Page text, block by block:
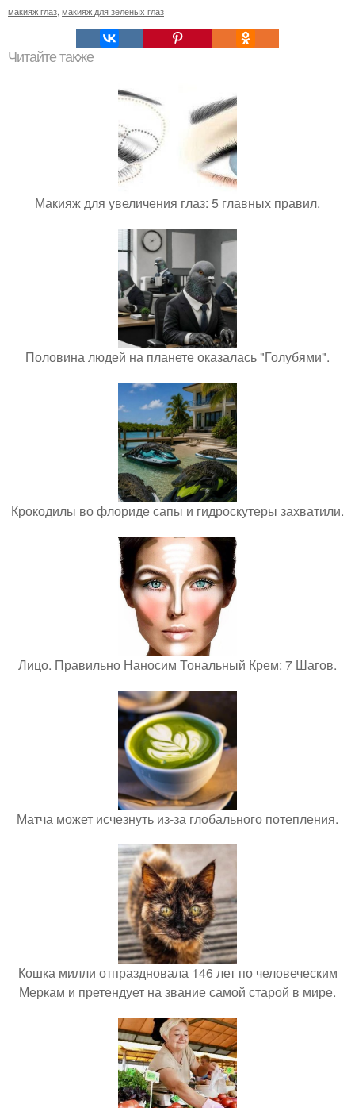
макияж глаз макияж для зеленых глаз
Читайте также
Макияж для увеличения глаз: 5 главных правил.
Половина людей на планете оказалась "Голубями".
Крокодилы во флориде сапы и гидроскутеры захватили.
Лицо. Правильно Наносим Тональный Крем: 7 Шагов.
Матча может исчезнуть из-за глобального потепления.
Кошка милли отпраздновала 146 лет по человеческим
Меркам и претендует на звание самой старой в мире.